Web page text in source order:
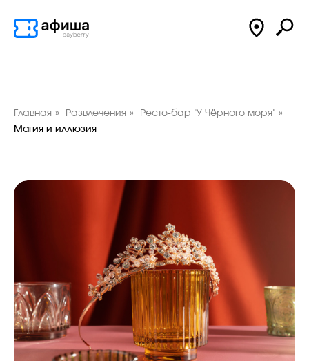
Главная » Развлечения » Ресто-бар "У Чёрного моря" »
Магия и иллюзия
подпишись на афишу
max
Ежедневные подборки лучших событий
и идеи для прогулок по вашему городу